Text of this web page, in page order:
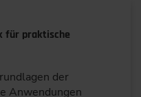
für praktische
der
Anwendungen